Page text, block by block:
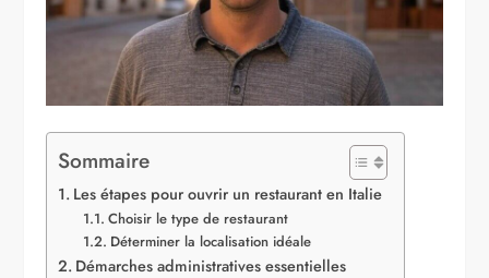
Sommaire
Les étapes pour ouvrir un restaurant en Italie
Choisir le type de restaurant
Déterminer la localisation idéale
Démarches administratives essentielles